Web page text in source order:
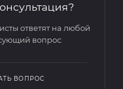
ответят на любой
вопрос
ВОПРОС